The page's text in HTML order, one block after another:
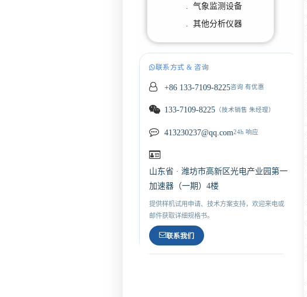
. 气象监测设备
. 其他分析仪器
联系方式 & 咨询
+86 133-7109-8225咨询 有优惠
133-7109-8225（技术销售 朱经理）
413230237@qq.com24h 响应
山东省 · 潍坊市高新区光电产业园第一
加速器（一期）4楼
提供样机试用申请、技术方案支持，欢迎来电或
邮件获取详细规格书。
联系我们